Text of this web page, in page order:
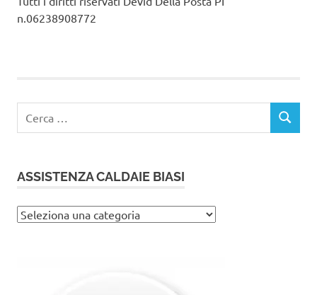
n.06238908772
per:
CERCA
ASSISTENZA CALDAIE BIASI
Assistenza